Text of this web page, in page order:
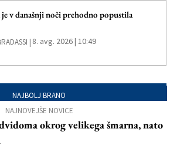
v današnji noči prehodno popustila
| 8. avg. 2026 | 10:49
NAJBOLJ BRANO
NAJNOVEJŠE NOVICE
okrog velikega šmarna, nato